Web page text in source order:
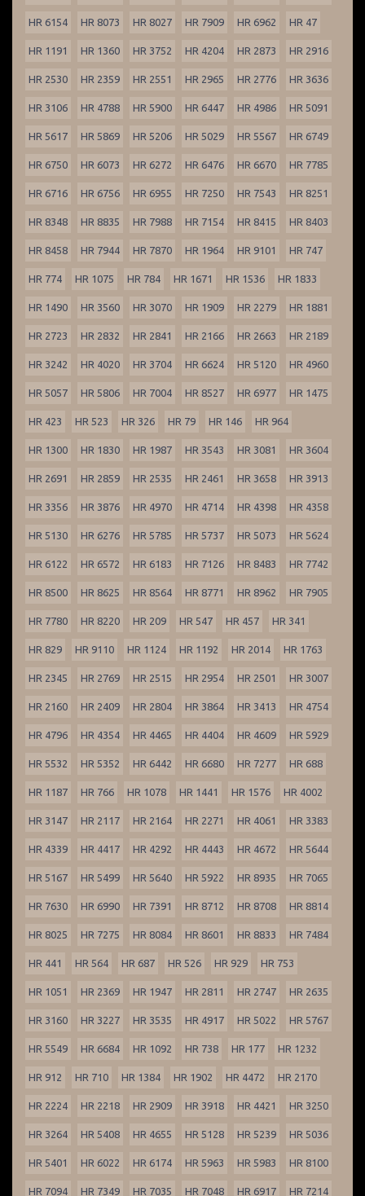
HR 6154 HR 8073 HR 8027 HR 7909 HR 6962 HR 47
HR 1191 HR 1360 HR 3752 HR 4204 HR 2873 HR 2916
HR 2530 HR 2359 HR 2551 HR 2965 HR 2776 HR 3636
HR 3106 HR 4788 HR 5900 HR 6447 HR 4986 HR 5091
HR 5617 HR 5869 HR 5206 HR 5029 HR 5567 HR 6749
HR 6750 HR 6073 HR 6272 HR 6476 HR 6670 HR 7785
HR 6716 HR 6756 HR 6955 HR 7250 HR 7543 HR 8251
HR 8348 HR 8835 HR 7988 HR 7154 HR 8415 HR 8403
HR 8458 HR 7944 HR 7870 HR 1964 HR 9101 HR 747
HR 774 HR 1075 HR 784 HR 1671 HR 1536 HR 1833
HR 1490 HR 3560 HR 3070 HR 1909 HR 2279 HR 1881
HR 2723 HR 2832 HR 2841 HR 2166 HR 2663 HR 2189
HR 3242 HR 4020 HR 3704 HR 6624 HR 5120 HR 4960
HR 5057 HR 5806 HR 7004 HR 8527 HR 6977 HR 1475
HR 423 HR 523 HR 326 HR 79 HR 146 HR 964
HR 1300 HR 1830 HR 1987 HR 3543 HR 3081 HR 3604
HR 2691 HR 2859 HR 2535 HR 2461 HR 3658 HR 3913
HR 3356 HR 3876 HR 4970 HR 4714 HR 4398 HR 4358
HR 5130 HR 6276 HR 5785 HR 5737 HR 5073 HR 5624
HR 6122 HR 6572 HR 6183 HR 7126 HR 8483 HR 7742
HR 8500 HR 8625 HR 8564 HR 8771 HR 8962 HR 7905
HR 7780 HR 8220 HR 209 HR 547 HR 457 HR 341
HR 829 HR 9110 HR 1124 HR 1192 HR 2014 HR 1763
HR 2345 HR 2769 HR 2515 HR 2954 HR 2501 HR 3007
HR 2160 HR 2409 HR 2804 HR 3864 HR 3413 HR 4754
HR 4796 HR 4354 HR 4465 HR 4404 HR 4609 HR 5929
HR 5532 HR 5352 HR 6442 HR 6680 HR 7277 HR 688
HR 1187 HR 766 HR 1078 HR 1441 HR 1576 HR 4002
HR 3147 HR 2117 HR 2164 HR 2271 HR 4061 HR 3383
HR 4339 HR 4417 HR 4292 HR 4443 HR 4672 HR 5644
HR 5167 HR 5499 HR 5640 HR 5922 HR 8935 HR 7065
HR 7630 HR 6990 HR 7391 HR 8712 HR 8708 HR 8814
HR 8025 HR 7275 HR 8084 HR 8601 HR 8833 HR 7484
HR 441 HR 564 HR 687 HR 526 HR 929 HR 753
HR 1051 HR 2369 HR 1947 HR 2811 HR 2747 HR 2635
HR 3160 HR 3227 HR 3535 HR 4917 HR 5022 HR 5767
HR 5549 HR 6684 HR 1092 HR 738 HR 177 HR 1232
HR 912 HR 710 HR 1384 HR 1902 HR 4472 HR 2170
HR 2224 HR 2218 HR 2909 HR 3918 HR 4421 HR 3250
HR 3264 HR 5408 HR 4655 HR 5128 HR 5239 HR 5036
HR 5401 HR 6022 HR 6174 HR 5963 HR 5983 HR 8100
HR 7094 HR 7349 HR 7035 HR 7048 HR 6917 HR 7214